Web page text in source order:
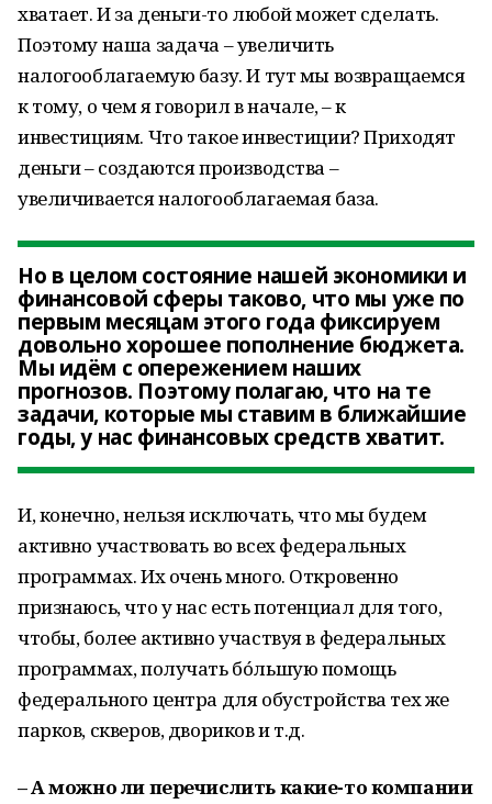
хватает. И за деньги-то любой может сделать.
Поэтому наша задача – увеличить
налогооблагаемую базу. И тут мы возвращаемся
к тому, о чем я говорил в начале, – к
инвестициям. Что такое инвестиции? Приходят
деньги – создаются производства –
увеличивается налогооблагаемая база.
Но в целом состояние нашей экономики и
финансовой сферы таково, что мы уже по
первым месяцам этого года фиксируем
довольно хорошее пополнение бюджета.
Мы идём с опережением наших
прогнозов. Поэтому полагаю, что на те
задачи, которые мы ставим в ближайшие
годы, у нас финансовых средств хватит.
И, конечно, нельзя исключать, что мы будем
активно участвовать во всех федеральных
программах. Их очень много. Откровенно
признаюсь, что у нас есть потенциал для того,
чтобы, более активно участвуя в федеральных
программах, получать бóльшую помощь
федерального центра для обустройства тех же
парков, скверов, двориков и т.д.
– А можно ли перечислить какие-то компании